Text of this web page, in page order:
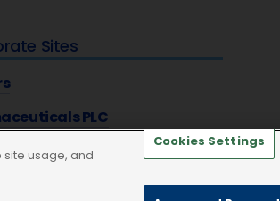
Sites
PLC
usage, and
Cookies Settings